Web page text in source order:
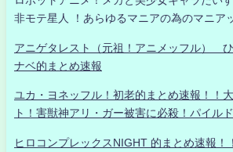
非モテ星人 ！あらゆるマニアの為のマニア
アニゲタレスト（元祖！アニメッフル）
ナベ的まとめ速報
ユカ・ヨネッフル！初老的まとめ速報！！
ト！害獣神アリ・ガー被害に必殺！パイル
ヒロコンプレックスNIGHT 的まとめ速報！